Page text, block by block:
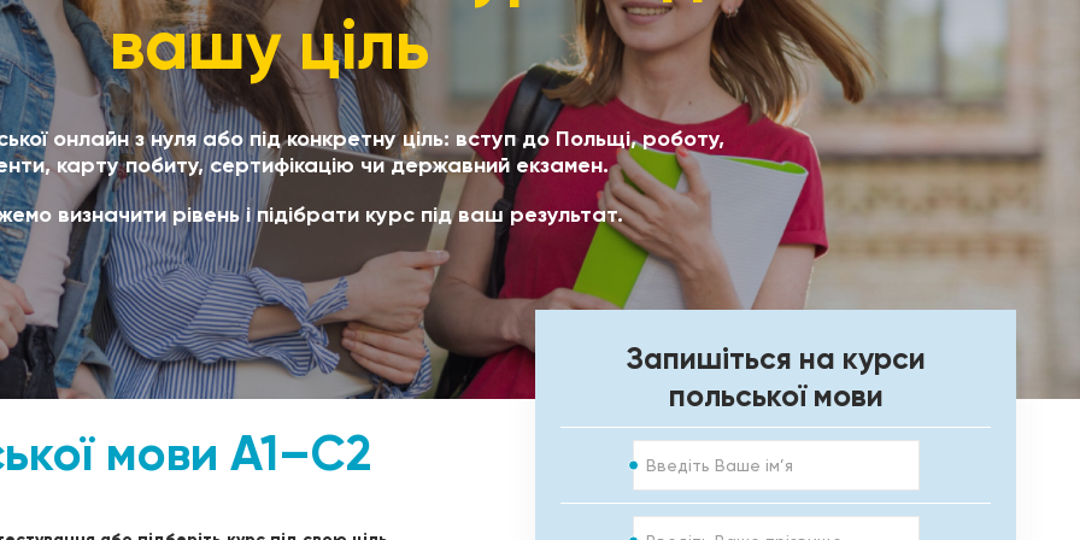
вашу ціль
онлайн з нуля або під конкретну ціль: вступ до Польщі, роботу,
карту побиту, сертифікацію чи державний екзамен.
визначити рівень і підібрати курс під ваш результат.
мови A1–C2
Запишіться на курси
польської мови